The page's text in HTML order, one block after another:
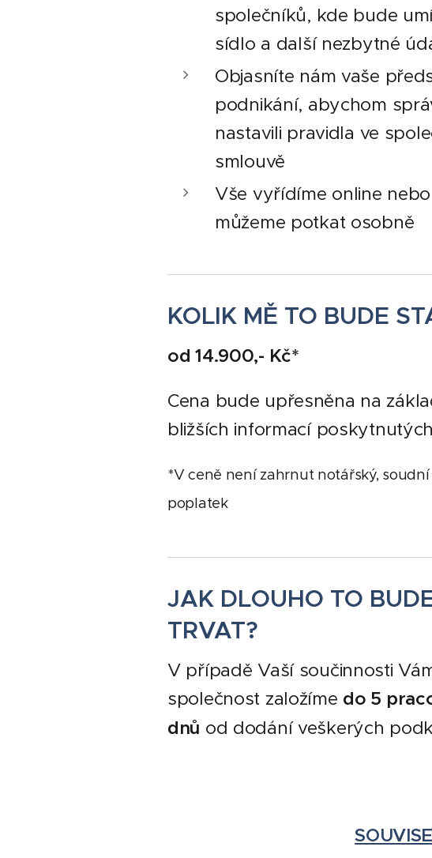
společníků, kde bude
sídlo a další nezbytné
Objasníte nám vaše
podnikání, abychom
nastavili pravidla ve
smlouvě
Vše vyřídíme online
můžeme potkat osobně
KOLIK MĚ TO BUDE
od 14.900,- Kč*
Cena bude upřesněna na
bližších informací
*V ceně není zahrnut notářský,
poplatek
JAK DLOUHO TO
TRVAT?
V případě Vaší součinnosti
společnost založíme do 5
dnů od dodání veškerých